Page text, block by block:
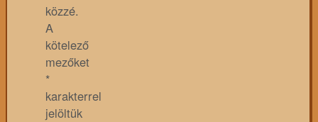
közzé.
A
kötelező
mezőket
*
karakterrel
jelöltük